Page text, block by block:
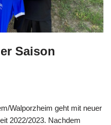
Saison
Walporzheim geht mit neuer
2022/2023. Nachdem